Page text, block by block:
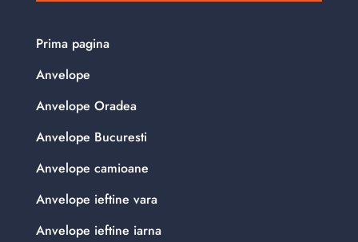
Prima pagina
Anvelope
Anvelope Oradea
Anvelope Bucuresti
Anvelope camioane
Anvelope ieftine vara
Anvelope ieftine iarna